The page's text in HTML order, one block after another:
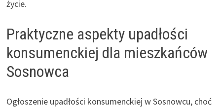
życie.
Praktyczne aspekty upadłości
konsumenckiej dla mieszkańców
Sosnowca
Ogłoszenie upadłości konsumenckiej w Sosnowcu, choć